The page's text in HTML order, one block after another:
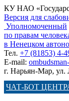
КУ НАО
Версия для
Уполномоченный
по правам
в Ненецком
Тел. +7 (81853) 4-
E-mail:
г. Нарьян-Мар, ул.
ЧАТ-БОТ